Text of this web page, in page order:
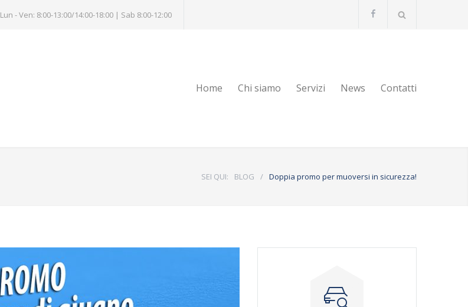
Lun - Ven: 8:00-13:00/14:00-18:00 | Sab 8:00-12:00
Home Chi siamo Servizi News Contatti
SEI QUI: BLOG / Doppia promo per muoversi in sicurezza!